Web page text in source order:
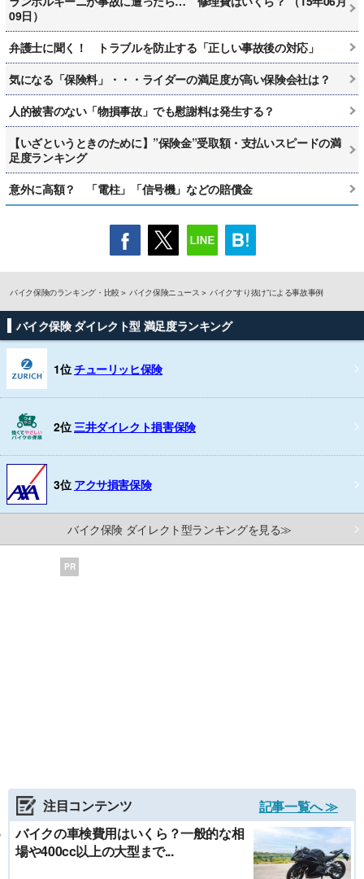
09日）
弁護士に聞く！ トラブルを防止する「正しい事故後の対応」
気になる「保険料」・・・ライダーの満足度が高い保険会社は？
人的被害のない「物損事故」でも慰謝料は発生する？
【いざというときのために】”保険金”受取額・支払いスピードの満
足度ランキング
意外に高額？ 「電柱」「信号機」などの賠償金
バイク保険のランキング・比較 バイク保険ニュース バイク“すり抜け”による事故事例
バイク保険 ダイレクト型 満足度ランキング
1位チューリッヒ保険
2位 三井ダイレクト損害保険
3位 アクサ損害保険
バイク保険 ダイレクト型ランキングを見る≫
PR
注目コンテンツ
記事一覧へ ≫
バイクの車検費用はいくら？一般的な相
場や400cc以上の大型まで...